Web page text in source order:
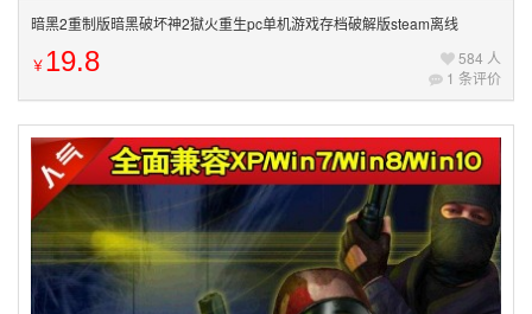
暗黑2重制版暗黑破坏神2獄火重生pc单机游戏存档破解版steam离线
￥ 19.8
584 人
1 条评价